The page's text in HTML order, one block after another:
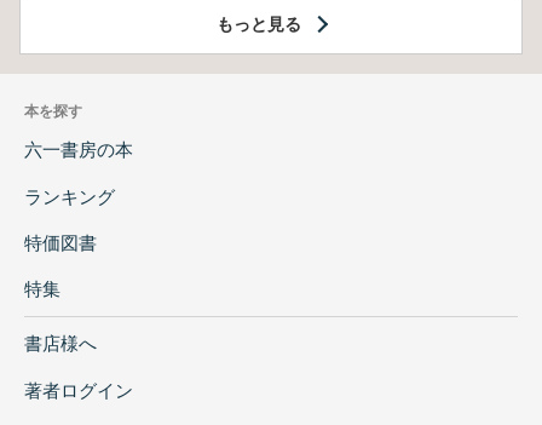
もっと見る
本を探す
六一書房の本
ランキング
特価図書
特集
書店様へ
著者ログイン